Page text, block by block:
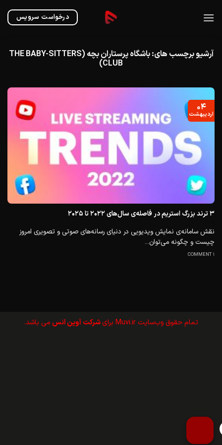
درخواست سرویس
آرشیو برچسب های: باشگاه پرستاران بچه (THE BABY-SITTERS
CLUB)
۳ ترند بزرگ استریم در فاصله‌ی سال‌های ۲۰۲۲ تا ۲۰۲۵
نقش سامانه‌ی نمایش ویدیویی در دنیای رسانه‌های صوتی و تصویری امروز
چیست و چگونه می‌توان...
1 COMMENT
۰۴
اردیبهشت
تمام حقوق وب‌سايت Muvi.ir برای شرکت آوین انس می باشد.